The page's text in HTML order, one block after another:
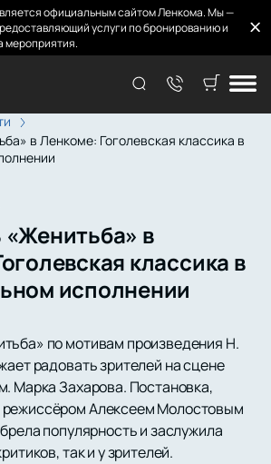
официальным сайтом Ленкома. Мы —
услуги по бронированию и
мероприятия.
в Ленкоме: Гоголевская классика в
в
классика в
исполнении
по мотивам произведения Н.
радовать зрителей на сцене
Марка Захарова. Постановка,
Алексеем Молостовым
популярность и заслужила
так и у зрителей.